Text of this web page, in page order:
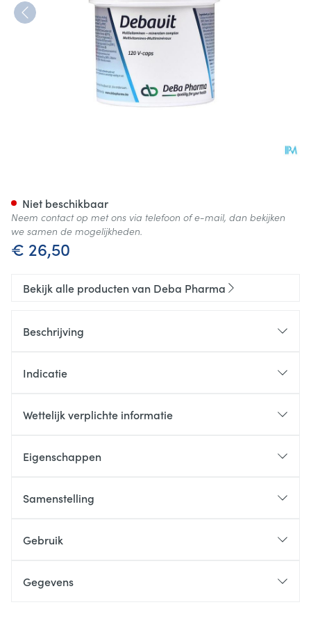
€ 26,50
Niet beschikbaar
Neem contact op met ons via telefoon of e-mail, dan bekijken
we samen de mogelijkheden.
Bekijk alle producten van Deba Pharma
Beschrijving
Indicatie
Wettelijk verplichte informatie
Eigenschappen
Samenstelling
Gebruik
Gegevens